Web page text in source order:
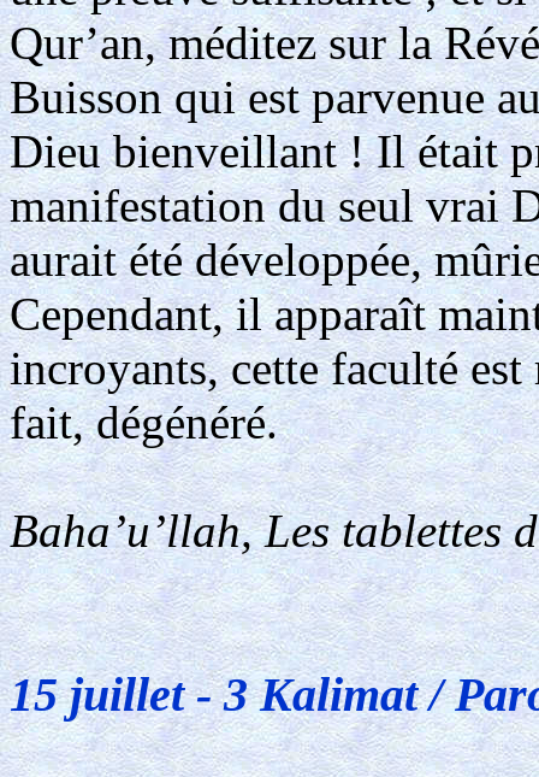
Qur’an, méditez sur la
Buisson qui est parvenue
Dieu bienveillant ! Il était
manifestation du seul vrai
aurait été développée,
Cependant, il apparaît
incroyants, cette faculté est
fait, dégénéré.
Baha’u’llah, Les tablettes
15 juillet - 3 Kalimat /